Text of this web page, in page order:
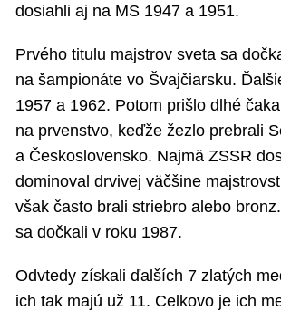
dosiahli aj na MS 1947 a 1951.
Prvého titulu majstrov sveta sa
na šampionáte vo Švajčiarsku.
1957 a 1962. Potom prišlo dlhé
na prvenstvo, keďže žezlo prebrali
a Československo. Najmä ZSSR
dominoval drvivej väčšine
však často brali striebro alebo
sa dočkali v roku 1987.
Odvtedy získali ďalších 7 zlatých
ich tak majú už 11. Celkovo je ich